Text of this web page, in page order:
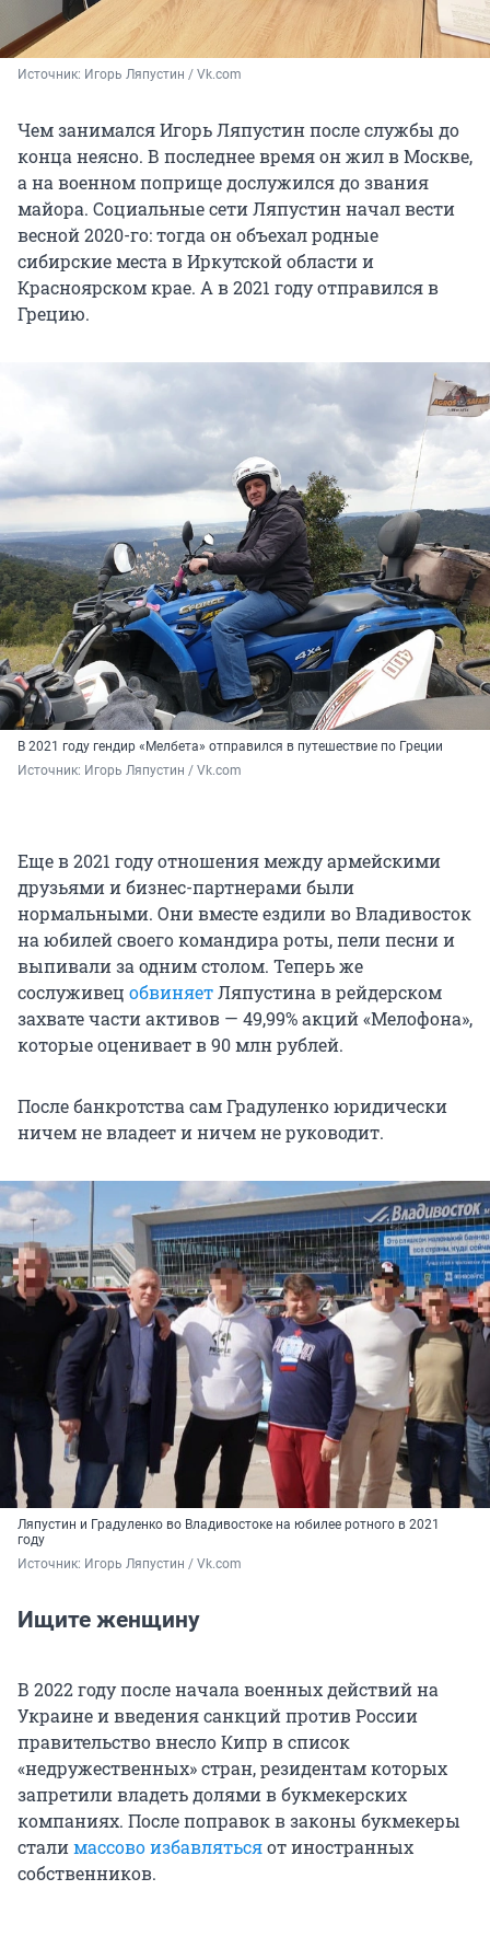
Источник: Игорь Ляпустин / Vk.com
Чем занимался Игорь Ляпустин после службы до
конца неясно. В последнее время он жил в Москве,
а на военном поприще дослужился до звания
майора. Социальные сети Ляпустин начал вести
весной 2020-го: тогда он объехал родные
сибирские места в Иркутской области и
Красноярском крае. А в 2021 году отправился в
Грецию.
В 2021 году гендир «Мелбета» отправился в путешествие по Греции
Источник: Игорь Ляпустин / Vk.com
Еще в 2021 году отношения между армейскими
друзьями и бизнес-партнерами были
нормальными. Они вместе ездили во Владивосток
на юбилей своего командира роты, пели песни и
выпивали за одним столом. Теперь же
сослуживец обвиняетЛяпустина в рейдерском
захвате части активов — 49,99% акций «Мелофона»,
которые оценивает в 90 млн рублей.
После банкротства сам Градуленко юридически
ничем не владеет и ничем не руководит.
Ляпустин и Градуленко во Владивостоке на юбилее ротного в 2021
году
Источник: Игорь Ляпустин / Vk.com
Ищите женщину
В 2022 году после начала военных действий на
Украине и введения санкций против России
правительство внесло Кипр в список
«недружественных» стран, резидентам которых
запретили владеть долями в букмекерских
компаниях. После поправок в законы букмекеры
сталимассово избавлятьсяот иностранных
собственников.